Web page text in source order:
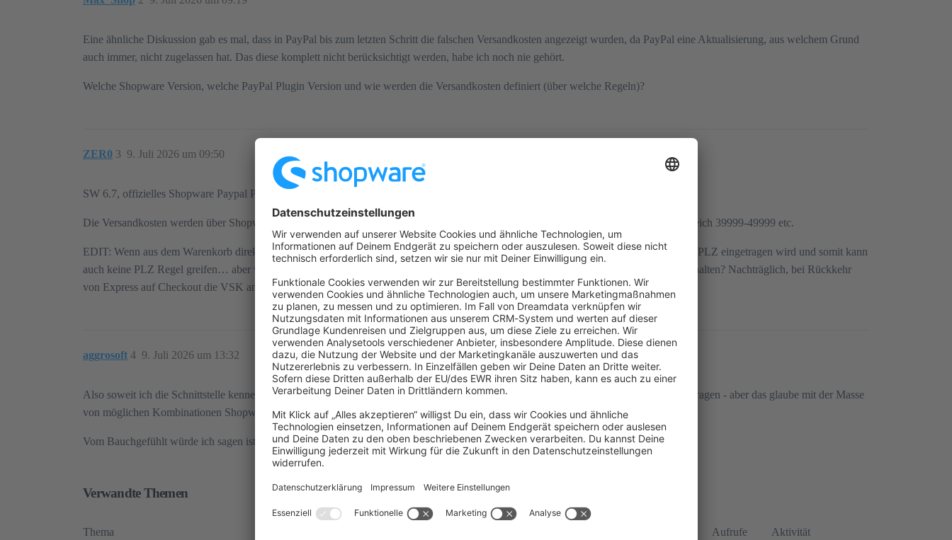
Eine ähnliche Diskussion gab es mal, dass in PayPal bis zum letzten Schritt die falschen Versandkosten angezeigt wurden, da PayPal eine Aktualisierung, aus welchem Grund
auch immer, nicht zugelassen hat. Das diese komplett nicht berücksichtigt werden, habe ich noch nie gehört.
Welche Shopware Version, welche PayPal Plugin Version und wie werden die Versandkosten definiert (über welche Regeln)?
ZER0 9. Juli 2026 um 09:50
3
SW 6.7, offizielles Shopware Paypal Plugin 10.6.4.
Die Versandkosten werden über Shopware → Einstellungen → Versand direkt in der Versandart als Regel definiert. z.B. Regel: PLZ Bereich 39999-49999 etc.
EDIT: Wenn aus dem Warenkorb direkt nach Paypal Express gesprungen wird, gibt es natürlich keine Möglichkeit, dass in Shopware die PLZ eingetragen wird und somit kann
auch keine PLZ Regel greifen… aber wie würde man das sonst lösen?! Kann man Paypal Express bei bestimmten Versandarten zb ausschalten? Nachträglich, bei Rückkehr
von Express auf Checkout die VSK anpassen? Oder andere Ideen?
aggrosoft 9. Juli 2026 um 13:32
4
Also soweit ich die Schnittstelle kenne kann der Shop sehr wohl auf Änderungen an der Adresse reagieren und neue Versandkosten übertragen - aber das glaube mit der Masse
von möglichen Kombinationen Shopware seitig nicht möglich oder zu aufwändig deshalb fällt das raus.
Vom Bauchgefühlt würde ich sagen ist möglich, aber einfach nicht implementiert im Plugin.
Verwandte Themen
Thema Aufrufe Aktivität